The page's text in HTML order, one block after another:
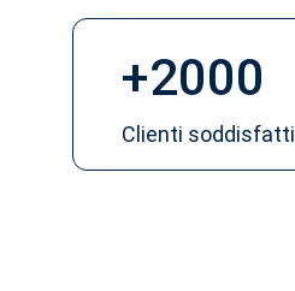
+2000
Clienti soddisfatti